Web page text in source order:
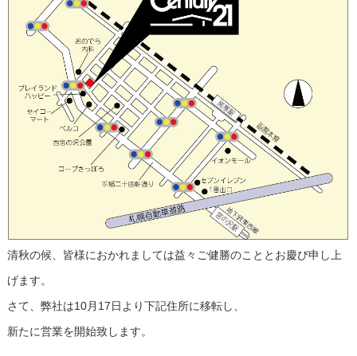
清秋の候、皆様におかれましては益々ご健勝のこととお慶び申し上
げます。
さて、弊社は10月17日より下記住所に移転し、
新たに営業を開始致します。